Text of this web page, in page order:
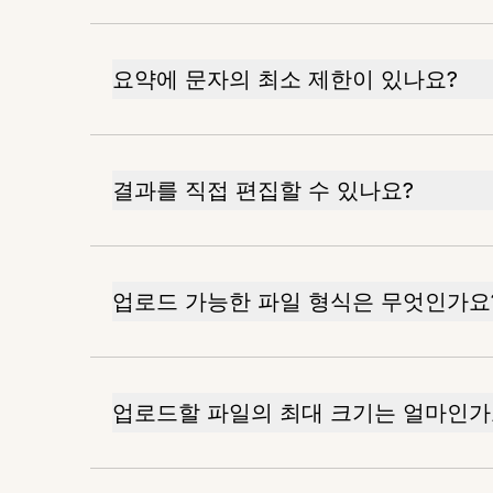
요약에 문자의 최소 제한이 있나요?
결과를 직접 편집할 수 있나요?
업로드 가능한 파일 형식은 무엇인가
업로드할 파일의 최대 크기는 얼마인